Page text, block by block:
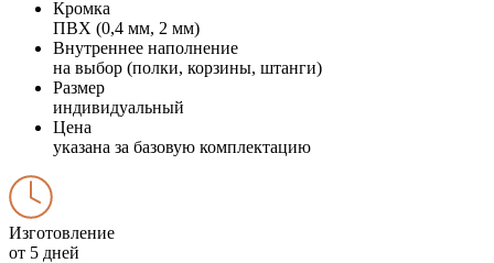
Кромка
ПВХ (0,4 мм, 2 мм)
Внутреннее наполнение
на выбор (полки, корзины, штанги)
Размер
индивидуальный
Цена
указана за базовую комплектацию
Изготовление
от 5 дней